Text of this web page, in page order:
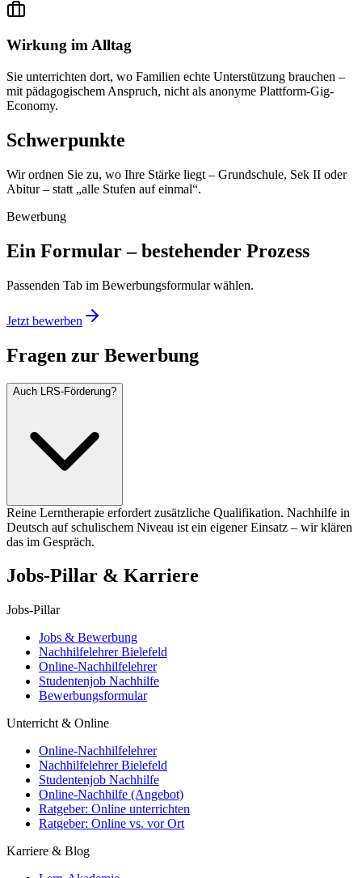
Wirkung im Alltag
Sie unterrichten dort, wo Familien echte Unterstützung brauchen –
mit pädagogischem Anspruch, nicht als anonyme Plattform-Gig-
Economy.
Schwerpunkte
Wir ordnen Sie zu, wo Ihre Stärke liegt – Grundschule, Sek II oder
Abitur – statt „alle Stufen auf einmal“.
Bewerbung
Ein Formular – bestehender Prozess
Passenden Tab im Bewerbungsformular wählen.
Jetzt bewerben
Fragen zur Bewerbung
Auch LRS-Förderung?
Reine Lerntherapie erfordert zusätzliche Qualifikation. Nachhilfe in
Deutsch auf schulischem Niveau ist ein eigener Einsatz – wir klären
das im Gespräch.
Jobs-Pillar & Karriere
Jobs-Pillar
Jobs & Bewerbung
Nachhilfelehrer Bielefeld
Online-Nachhilfelehrer
Studentenjob Nachhilfe
Bewerbungsformular
Unterricht & Online
Online-Nachhilfelehrer
Nachhilfelehrer Bielefeld
Studentenjob Nachhilfe
Online-Nachhilfe (Angebot)
Ratgeber: Online unterrichten
Ratgeber: Online vs. vor Ort
Karriere & Blog